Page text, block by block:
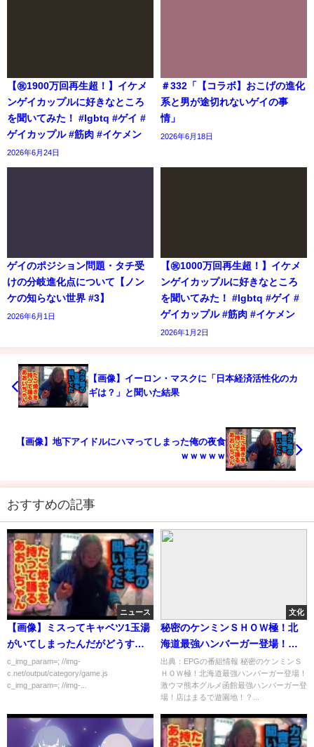
【㊗️1900万回再生超！】イケメ
ンゲイカップルに好きなところ
を聞いてみた！ #lgbtq #ゲイ #
ゲイカップル #筋肉 #イケメン
2026年6月24日
＃332「【コラボ】おこげの進化
系と男が途切れないゲイの事
情」
2026年6月18日
ゲイのポジション問題・タチ受
けの分岐進化点について【ノン
ケの知らない世界 #3】
2026年6月1日
【㊗️1000万回再生超！】イケメ
ンゲイカップルに好きなところ
を聞いてみた！ #lgbtq #ゲイ #
ゲイカップル #筋肉 #イケメン
2026年1月2日
【画像】イーロン・マスクに「日本経済活性化のカ
ギは？」と聞いた結果
【画像】地下アイドルにハマってしまった俺の夜食
ｗｗｗｗｗ
おすすめの記事
ニュース
【画像】ミスってキャベツ1玉湯
がいてしまったんだがどうすれ
ばいい？
c_img_param=; //img-
c.net/output/category/game.js
c_img_param=; //img-...
文化
秘密のケンミンＳＨＯＷ極！北
海道最強ハンバーガー登場！激
ウマ熊本グルメ[字][デ]…の番組
内容解析まとめ
出典：EPGの番組情報 秘密のケンミンＳ
ＨＯＷ極！北海道最強ハンバーガー登場！
激ウマ熊本グルメ函館最強ハンバーガー登
場！店はまるで遊園地！？...